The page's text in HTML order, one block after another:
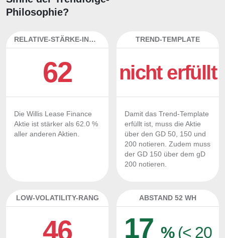
Philosophie?
RELATIVE-STÄRKE-INDEX
62
Die Willis Lease Finance
Aktie ist stärker als 62.0 %
aller anderen Aktien.
TREND-TEMPLATE
nicht erfüllt
Damit das Trend-Template
erfüllt ist, muss die Aktie
über den GD 50, 150 und
200 notieren. Zudem muss
der GD 150 über dem gD
200 notieren.
LOW-VOLATILITY-RANG
46
ABSTAND 52 WH
17% (< 20